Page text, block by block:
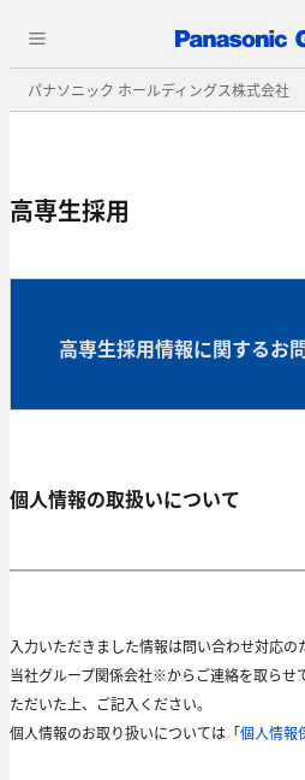
パナソニック ホールディングス株式会社
高専生採用
高専生採用情報に関するお
個人情報の取扱いについて
入力いただきました情報は問い合わせ対応
当社グループ関係会社※からご連絡を取らせ
ただいた上、ご記入ください。
個人情報のお取り扱いについては「個人情報